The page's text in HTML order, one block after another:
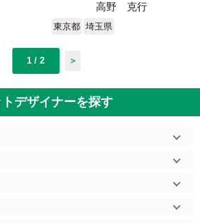
高野 克行
東京都 埼玉県
1 / 2 ＞
デザイナーを探す